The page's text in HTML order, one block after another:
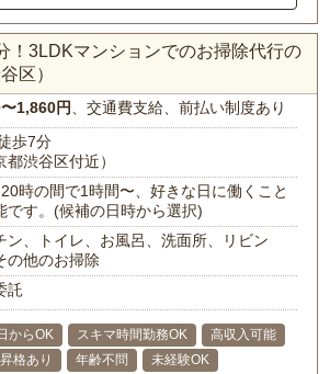
！3LDKマンションでのお掃除代行の
区）
1,860円 、交通費支給、前払い制度あり
歩7分
都渋谷区付近）
時の間で1時間〜、好きな日に働くこと
です。(候補の日時から選択)
ン、トイレ、お風呂、洗面所、リビン
の他のお掃除
託
からOK スキマ時間勤務OK
高収入可能
格あり 年齢不問
未経験OK